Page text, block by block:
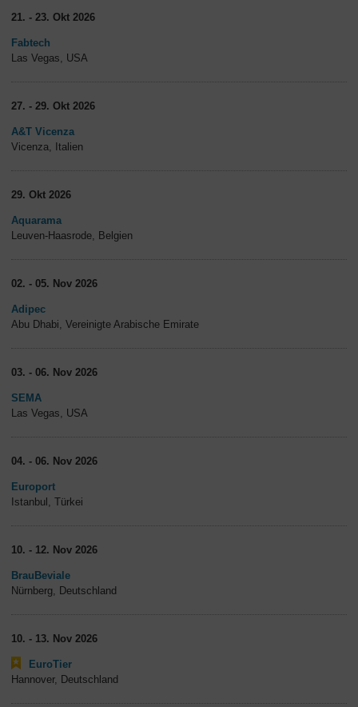
21. - 23. Okt 2026
Fabtech
Las Vegas, USA
27. - 29. Okt 2026
A&T Vicenza
Vicenza, Italien
29. Okt 2026
Aquarama
Leuven-Haasrode, Belgien
02. - 05. Nov 2026
Adipec
Abu Dhabi, Vereinigte Arabische Emirate
03. - 06. Nov 2026
SEMA
Las Vegas, USA
04. - 06. Nov 2026
Europort
Istanbul, Türkei
10. - 12. Nov 2026
BrauBeviale
Nürnberg, Deutschland
10. - 13. Nov 2026
EuroTier
Hannover, Deutschland